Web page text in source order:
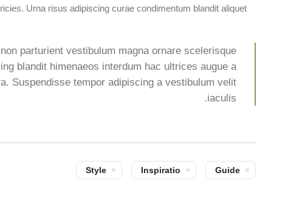
Urna risus adipiscing curae condimentum blandit aliquet
parturient vestibulum magna ornare scelerisque
blandit himenaeos interdum hac ultrices augue a
Suspendisse tempor adipiscing a vestibulum velit
iaculis.
Guide
Inspiratio
Style